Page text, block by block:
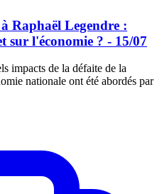
Raphaël Legendre :
sur l'économie ? - 15/07
impacts de la défaite de la
nationale ont été abordés par